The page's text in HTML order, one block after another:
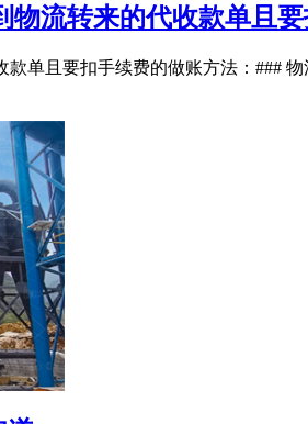
流转来的代收款单且要
款单且要扣手续费的做账方法：###